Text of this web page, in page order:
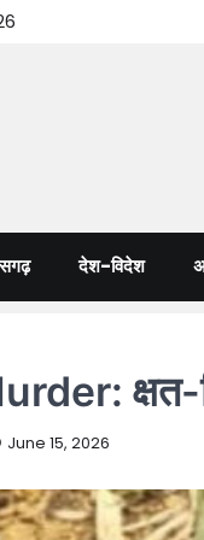
देश-विदेश
क्षत-
June 15, 2026